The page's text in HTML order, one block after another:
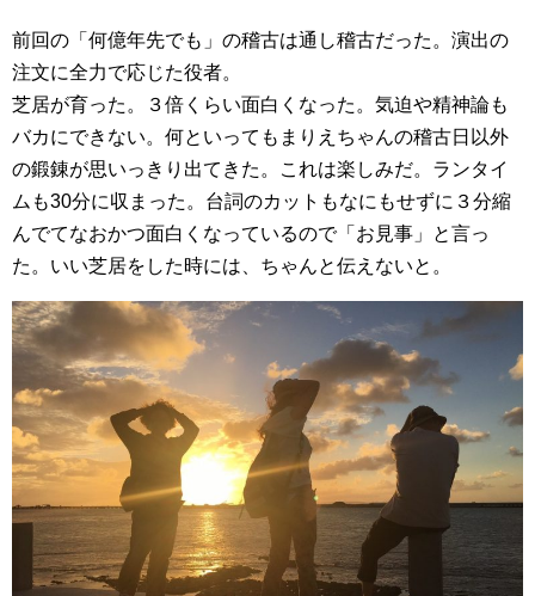
前回の「何億年先でも」の稽古は通し稽古だった。演出の
注文に全力で応じた役者。
芝居が育った。３倍くらい面白くなった。気迫や精神論も
バカにできない。何といってもまりえちゃんの稽古日以外
の鍛錬が思いっきり出てきた。これは楽しみだ。ランタイ
ムも30分に収まった。台詞のカットもなにもせずに３分縮
んでてなおかつ面白くなっているので「お見事」と言っ
た。いい芝居をした時には、ちゃんと伝えないと。